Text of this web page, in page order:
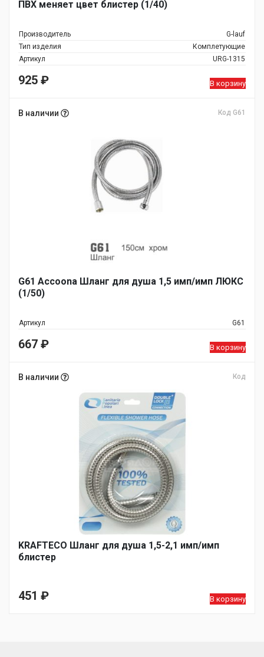
ПВХ меняет цвет блистер (1/40)
Производитель
G-lauf
Тип изделия
Комплетующие
Артикул
URG-1315
925 ₽ В корзину
В наличии Код G61
G61 Accoona Шланг для душа 1,5 имп/имп ЛЮКС
(1/50)
Артикул G61
667 ₽ В корзину
В наличии Код
KRAFTECO Шланг для душа 1,5-2,1 имп/имп
блистер
451 ₽ В корзину